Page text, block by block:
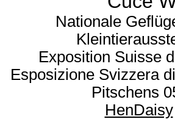
Nationale
Exposition Suisse
Esposizione Svizzera
Pitschens
HenDaisy